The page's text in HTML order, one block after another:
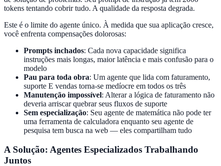
tokens tentando cobrir tudo. A qualidade da resposta degrada.
Este é o limite do agente único. À medida que sua aplicação cresce,
você enfrenta compensações dolorosas:
Prompts inchados: Cada nova capacidade significa
instruções mais longas, maior latência e mais confusão para o
modelo
Pau para toda obra: Um agente que lida com faturamento,
suporte E vendas torna-se medíocre em todos os três
Manutenção impossível: Alterar a lógica de faturamento não
deveria arriscar quebrar seus fluxos de suporte
Sem especialização: Seu agente de matemática não pode ter
uma ferramenta de calculadora enquanto seu agente de
pesquisa tem busca na web — eles compartilham tudo
A Solução: Agentes Especializados Trabalhando
Juntos